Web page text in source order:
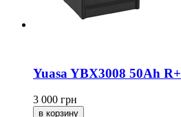
Yuasa YBX3008 50Ah R+
3 000 грн